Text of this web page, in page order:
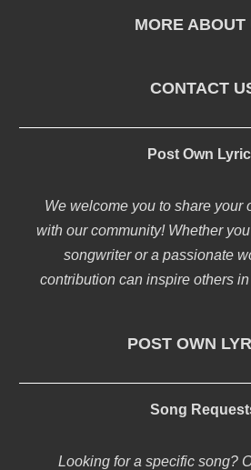
MORE ABOUT
CONTACT
Post Own
We welcome you to share your
with our community! Whether
songwriter or a passionate
contribution can inspire others
POST OWN
Song
Looking for a specific song?